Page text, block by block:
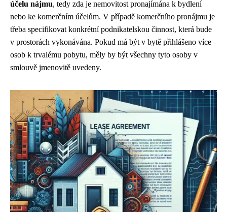
účelu nájmu, tedy zda je nemovitost pronajímána k bydlení
nebo ke komerčním účelům. V případě komerčního pronájmu je
třeba specifikovat konkrétní podnikatelskou činnost, která bude
v prostorách vykonávána. Pokud má být v bytě přihlášeno více
osob k trvalému pobytu, měly by být všechny tyto osoby v
smlouvě jmenovitě uvedeny.